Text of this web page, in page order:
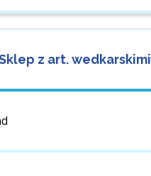
z art. wedkarskimi